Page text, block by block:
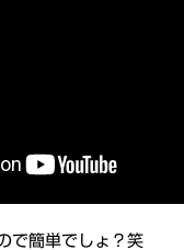
で簡単でしょ？笑